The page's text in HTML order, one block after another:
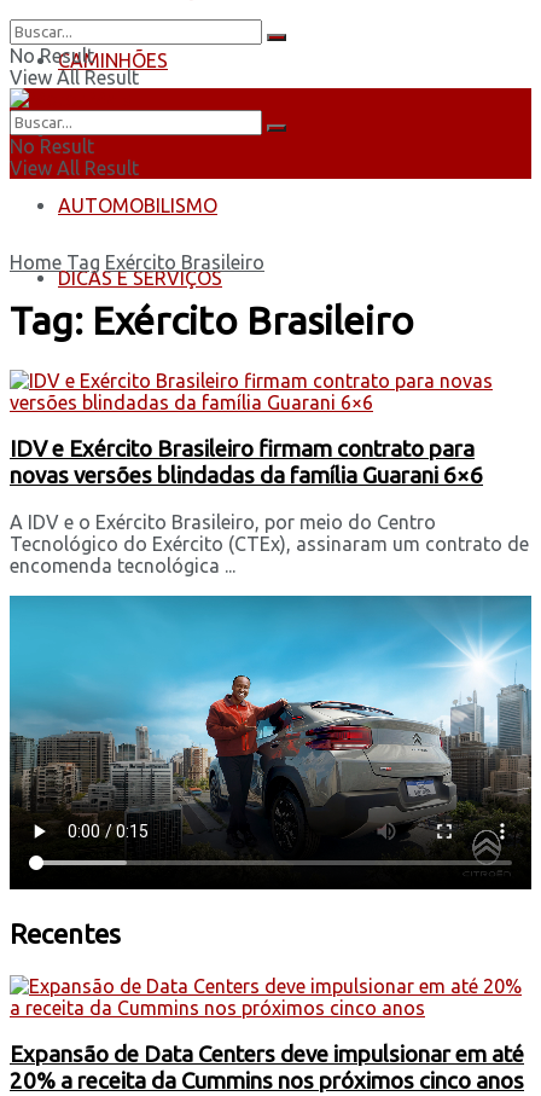
CAMINHÕES
ÔNIBUS
AUTOMOBILISMO
DICAS E SERVIÇOS
No Result
View All Result
No Result
View All Result
Home Tag Exército Brasileiro
Tag: Exército Brasileiro
IDV e Exército Brasileiro firmam contrato para
novas versões blindadas da família Guarani 6×6
A IDV e o Exército Brasileiro, por meio do Centro
Tecnológico do Exército (CTEx), assinaram um contrato de
encomenda tecnológica ...
Recentes
Expansão de Data Centers deve impulsionar em até
20% a receita da Cummins nos próximos cinco anos